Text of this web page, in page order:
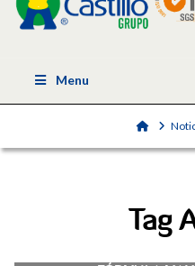
Menu
Home
Tag